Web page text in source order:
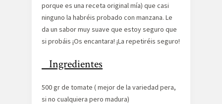
porque es una receta original mía) que casi
ninguno la habréis probado con manzana. Le
da un sabor muy suave que estoy seguro que
si probáis ¡Os encantara! ¡La repetiréis seguro!
Ingredientes
500 gr de tomate ( mejor de la variedad pera,
si no cualquiera pero madura)